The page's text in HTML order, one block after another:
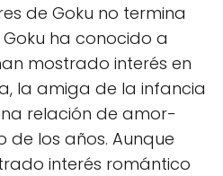
de Goku no termina
ha conocido a
mostrado interés en
la amiga de la infancia
relación de amor-
los años. Aunque
interés romántico